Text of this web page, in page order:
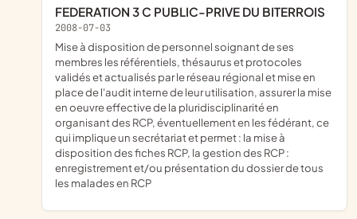
FEDERATION 3 C PUBLIC-PRIVE DU BITERROIS
2008-07-03
mise à disposition de personnel soignant de ses
membres les référentiels, thésaurus et protocoles
validés et actualisés par le réseau régional et mise en
place de l'audit interne de leur utilisation, assurer la mise
en oeuvre effective de la pluridisciplinarité en
organisant des RCP, éventuellement en les fédérant, ce
qui implique un secrétariat et permet : la mise à
disposition des fiches RCP, la gestion des RCP :
enregistrement et/ou présentation du dossier de tous
les malades en RCP